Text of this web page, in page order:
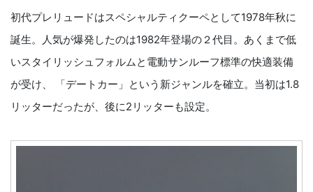
初代プレリュードはスペシャルティクーペとして1978年秋に
誕生。人気が爆発したのは1982年登場の２代目。あくまで低
いスタイリッシュフォルムと電動サンルーフ標準の快適装備
が受け、 「デートカー」という新ジャンルを確立。当初は1.8
リッターだったが、後に2リッターも設定。